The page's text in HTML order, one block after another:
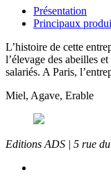
Présentation
Principaux
L’histoire de cette
l’élevage des abeilles
salariés. A Paris,
Miel, Agave, Erable
Editions ADS | 5 rue